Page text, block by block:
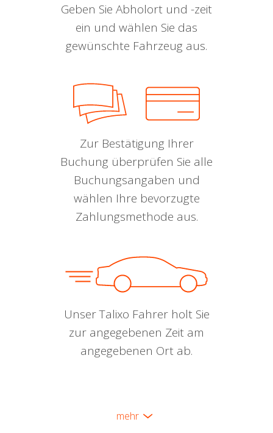
Geben Sie Abholort und -zeit
ein und wählen Sie das
gewünschte Fahrzeug aus.
Zur Bestätigung Ihrer
Buchung überprüfen Sie alle
Buchungsangaben und
wählen Ihre bevorzugte
Zahlungsmethode aus.
Unser Talixo Fahrer holt Sie
zur angegebenen Zeit am
angegebenen Ort ab.
mehr